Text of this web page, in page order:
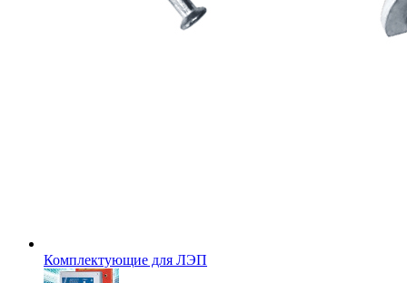
Комплектующие для ЛЭП